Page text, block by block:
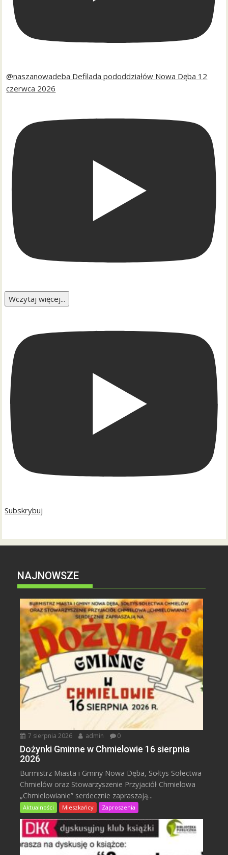
@naszanowadeba Defilada pododdziałów Nowa Dęba 12
czerwca 2026
Wczytaj więcej...
Subskrybuj
NAJNOWSZE
7 sierpnia 2026 admin 0
Dożynki Gminne w Chmielowie 16 sierpnia
2026
Burmistrz Miasta i Gminy Nowa Dęba, Sołtys Sołectwa
Chmielów oraz Stowarzyszenie Przyjaciół Chmielowa
„Chmielowianie” serdecznie zapraszają...
Aktualności Mieszkańcy Zaproszenia